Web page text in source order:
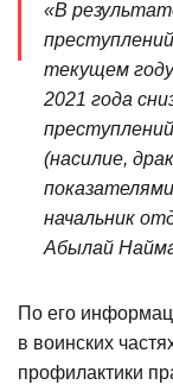
«В
текущем
2021 года
(насилие,
начальник
Абылай
По его
в воинских
профилактики